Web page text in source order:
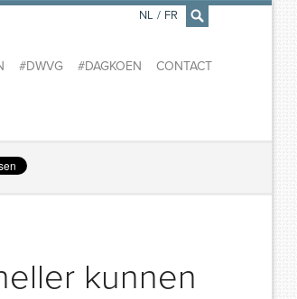
×
#DWVG #DAGKOEN CONTACT
NL / FR
kunnen